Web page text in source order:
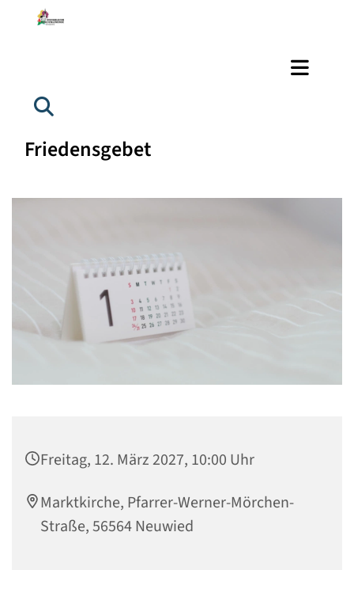
Friedensgebet
Freitag, 12. März 2027, 10:00 Uhr
Marktkirche, Pfarrer-Werner-Mörchen-
Straße, 56564 Neuwied